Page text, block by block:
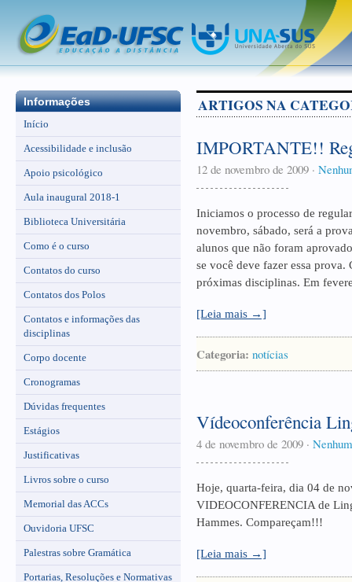
Informações
Início
Acessibilidade e inclusão
Apoio psicológico
Aula inaugural 2018-1
Biblioteca Universitária
Como é o curso
Contatos do curso
Contatos dos Polos
Contatos e informações das
disciplinas
Corpo docente
Cronogramas
Dúvidas frequentes
Estágios
Justificativas
Livros sobre o curso
Memorial das ACCs
Ouvidoria UFSC
Palestras sobre Gramática
Portarias, Resoluções e Normativas
ARTIGOS NA
IMPORTANTE!!
12 de novembro de 2009 ·
Iniciamos o processo de
novembro, sábado, será a
alunos que não foram
se você deve fazer essa prova.
próximas disciplinas. Em
[Leia mais →]
Categoria: notícias
Vídeoconferência
4 de novembro de 2009 ·
Hoje, quarta-feira, dia 04 de
VIDEOCONFERENCIA de
Hammes. Compareçam!!!
[Leia mais →]